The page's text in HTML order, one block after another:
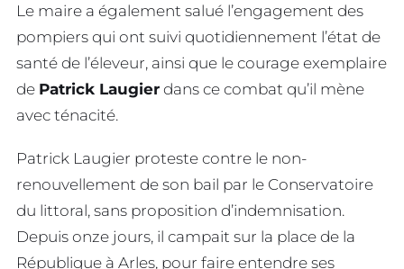
Le maire a également salué l’engagement des
pompiers qui ont suivi quotidiennement l’état de
santé de l’éleveur, ainsi que le courage exemplaire
de Patrick Laugier dans ce combat qu’il mène
avec ténacité.
Patrick Laugier proteste contre le non-
renouvellement de son bail par le Conservatoire
du littoral, sans proposition d’indemnisation.
Depuis onze jours, il campait sur la place de la
République à Arles, pour faire entendre ses